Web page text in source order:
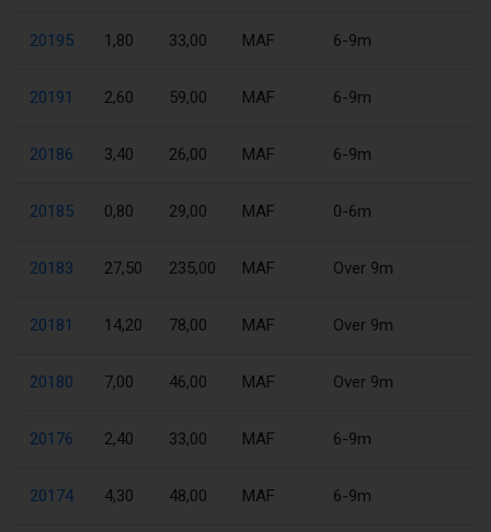
20195 1,80 33,00 MAF 6-9m
20191 2,60 59,00 MAF 6-9m
20186 3,40 26,00 MAF 6-9m
20185 0,80 29,00 MAF 0-6m
20183 27,50 235,00 MAF Over 9m
20181 14,20 78,00 MAF Over 9m
20180 7,00 46,00 MAF Over 9m
20176 2,40 33,00 MAF 6-9m
20174 4,30 48,00 MAF 6-9m